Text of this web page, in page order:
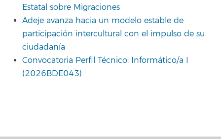
Estatal sobre Migraciones
Adeje avanza hacia un modelo estable de
participación intercultural con el impulso de su
ciudadanía
Convocatoria Perfil Técnico: Informático/a I
(2026BDE043)